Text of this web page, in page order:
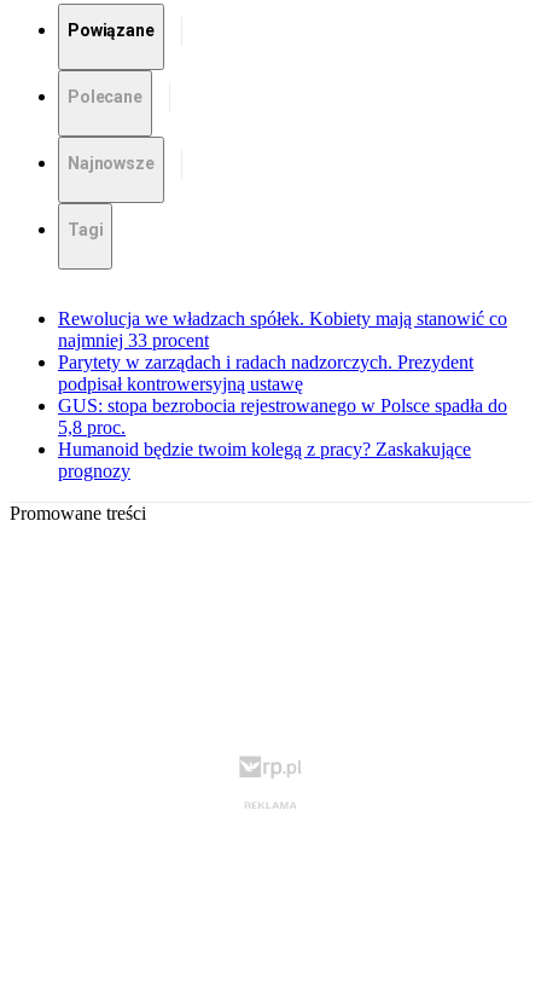
Powiązane
Polecane
Najnowsze
Tagi
Rewolucja we władzach spółek. Kobiety mają stanowić co
najmniej 33 procent
Parytety w zarządach i radach nadzorczych. Prezydent
podpisał kontrowersyjną ustawę
GUS: stopa bezrobocia rejestrowanego w Polsce spadła do
5,8 proc.
Humanoid będzie twoim kolegą z pracy? Zaskakujące
prognozy
Promowane treści